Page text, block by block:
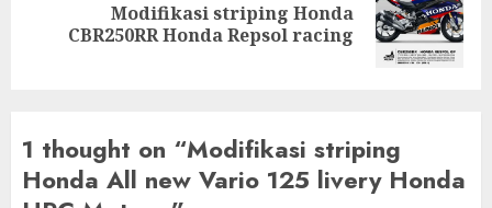
post:
Modifikasi striping Honda
CBR250RR Honda Repsol racing
1 thought on “Modifikasi striping
Honda All new Vario 125 livery Honda